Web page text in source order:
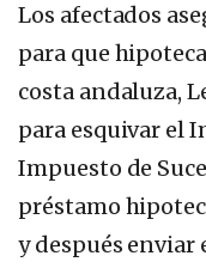
Los afectados
para que
costa andaluza,
para esquivar el
Impuesto de
préstamo
y después enviar